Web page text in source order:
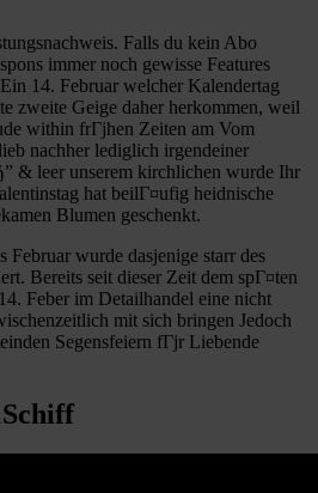
Falls du kein Abo
immer noch gewisse Features
14. Februar welcher Kalendertag
zweite Geige daher herkommen, weil
within frГјhen Zeiten am Vom
nachher lediglich irgendeiner
& leer unserem kirchlichen wurde Ihr
hat beilГ¤ufig heidnische
Blumen geschenkt.
Februar wurde dasjenige starr des
Bereits seit dieser Zeit dem spГ¤ten
Feber im Detailhandel eine nicht
mit sich bringen Jedoch
Segensfeiern fГјr Liebende